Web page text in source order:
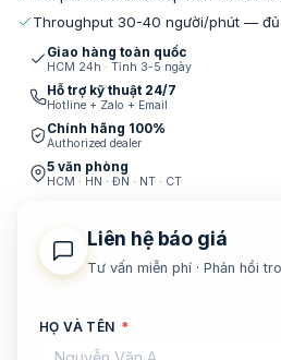
Throughput 30-40 người/phút —
Giao hàng toàn quốc
HCM 24h · Tỉnh 3-5 ngày
Hỗ trợ kỹ thuật 24/7
Hotline + Zalo + Email
Chính hãng 100%
Authorized dealer
5 văn phòng
HCM · HN · ĐN · NT · CT
Liên hệ báo giá
Tư vấn miễn phí · Phản hồi
HỌ VÀ TÊN *